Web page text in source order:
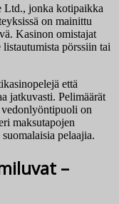
Ltd., jonka kotipaikka
on mainittu
Kasinon omistajat
pörssiin tai
että
jatkuvasti. Pelimäärät
vedonlyöntipuoli on
maksutapojen
pelaajia.
–